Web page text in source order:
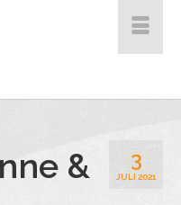
3
JULI 2021
&